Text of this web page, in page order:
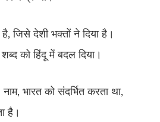
जिसे देशी भक्तों ने दिया है।
को हिंदू में बदल दिया।
भारत को संदर्भित करता था,
है।